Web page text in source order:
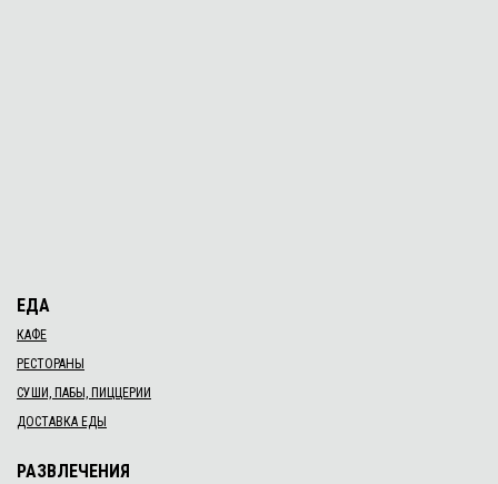
ЕДА
КАФЕ
РЕСТОРАНЫ
СУШИ, ПАБЫ, ПИЦЦЕРИИ
ДОСТАВКА ЕДЫ
РАЗВЛЕЧЕНИЯ